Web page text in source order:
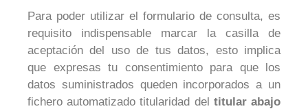
Para poder utilizar el formulario de consulta, es
requisito indispensable marcar la casilla de
aceptación del uso de tus datos, esto implica
que expresas tu consentimiento para que los
datos suministrados queden incorporados a un
fichero automatizado titularidad del titular abajo